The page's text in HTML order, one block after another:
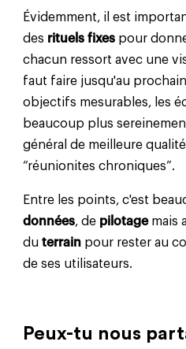
Évidemment, il est
des rituels fixes pour
chacun ressort avec une
faut faire jusqu'au
objectifs mesurables, les
beaucoup plus
général de meilleure
“réunionites chroniques”.
Entre les points, c'est
données, de pilotage mais
duterrain pour rester au
de ses utilisateurs.
Peux-tu nous